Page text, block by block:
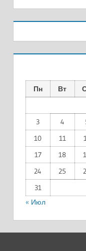
Пн Вт
3
4
10
11
17
18
24
25
31
« Июл